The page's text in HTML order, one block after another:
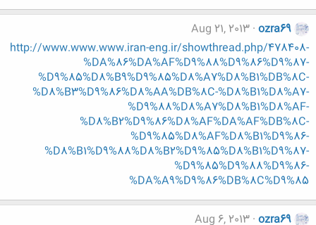
ozra69
Aug 21, 2013
http://www.www.www.iran-eng.ir/showthread.php/478408-
%DA%86%DA%AF%D9%88%D9%86%D9%87-
%D9%85%D8%B9%D9%85%D8%A7%D8%B1%DB%8C-
%D8%B3%D9%86%D8%AA%DB%8C-%D8%B1%D8%A7-
%D9%88%D8%A7%D8%B1%D8%AF-
%D8%B2%D9%86%D8%AF%DA%AF%DB%8C-
%D9%85%D8%AF%D8%B1%D9%86-
%D8%B1%D9%88%D8%B2%D9%85%D8%B1%D9%87-
%D9%85%D9%88%D9%86-
%DA%A9%D9%86%DB%8C%D9%85
ozra69
Aug 6, 2013